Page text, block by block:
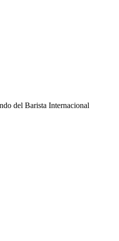
del Barista Internacional